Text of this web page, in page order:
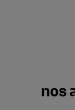
nos